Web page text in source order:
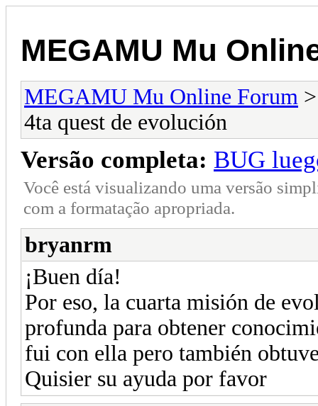
MEGAMU Mu
MEGAMU Mu Online Forum
4ta quest de evolución
Versão completa: BUG
Você está visualizando uma versão
com a formatação apropriada.
bryanrm
¡Buen día!
Por eso, la cuarta misión de
profunda para obtener
fui con ella pero también
Quisier su ayuda por favor